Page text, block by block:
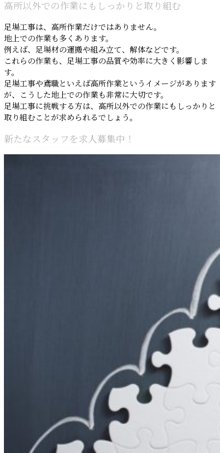
高所以外での作業にもしっかりと取り組む
足場工事は、高所作業だけではありません。
地上での作業も多くあります。
例えば、足場材の運搬や組み立て、解体などです。
これらの作業も、足場工事の品質や効率に大きく影響しま
す。
足場工事や鳶職といえば高所作業というイメージがあります
が、こうした地上での作業も非常に大切です。
足場工事に挑戦する方は、高所以外での作業にもしっかりと
取り組むことが求められるでしょう。
新たなスタッフを求人募集中！